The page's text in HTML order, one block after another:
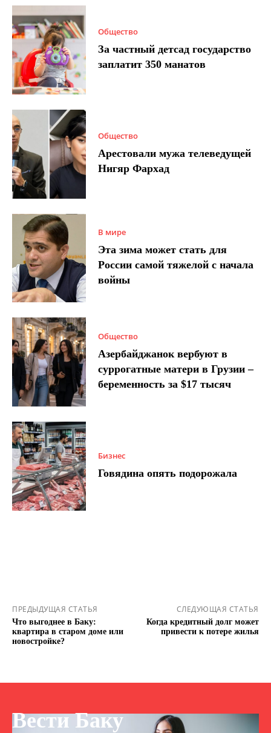
Общество
За частный детсад государство
заплатит 350 манатов
Общество
Арестовали мужа телеведущей
Нигяр Фархад
В мире
Эта зима может стать для
России самой тяжелой с начала
войны
Общество
Азербайджанок вербуют в
суррогатные матери в Грузии –
беременность за $17 тысяч
Бизнес
Говядина опять подорожала
ПРЕДЫДУЩАЯ СТАТЬЯ
Что выгоднее в Баку:
квартира в старом доме или
новостройке?
СЛЕДУЮЩАЯ СТАТЬЯ
Когда кредитный долг может
привести к потере жилья
Вести Баку